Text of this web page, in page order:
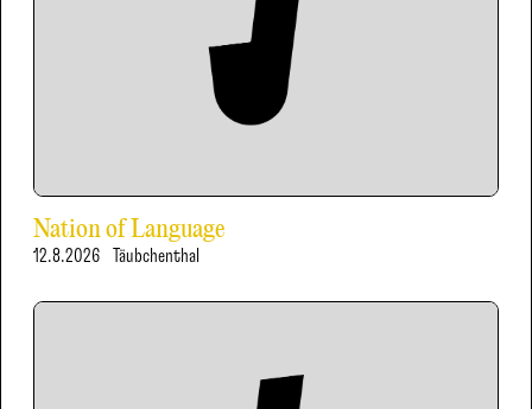
Nation of Language
12.8.2026 Täubchenthal